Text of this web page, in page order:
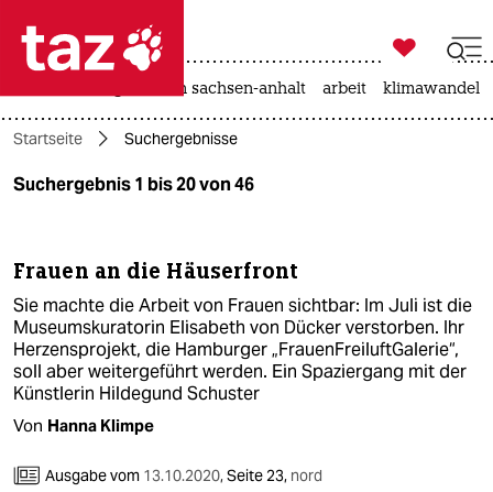
 taz zahl ich
taz zahl ich
themen
öko
gesellschaft
kultur

taz zahl ich
landtagswahl in sachsen-anhalt arbeit klimawandel
Startseite Suchergebnisse
Suchergebnis 1 bis 20 von 46
Frauen an die Häuserfront
Sie machte die Arbeit von Frauen sichtbar: Im Juli ist die
Museumskuratorin Elisabeth von Dücker verstorben. Ihr
Herzensprojekt, die Hamburger „Frauen­Freiluft­Galerie“,
soll aber weitergeführt werden. Ein Spaziergang mit der
Künstlerin Hildegund Schuster
Von Hanna Klimpe
Ausgabe vom 13.10.2020,Seite 23, nord